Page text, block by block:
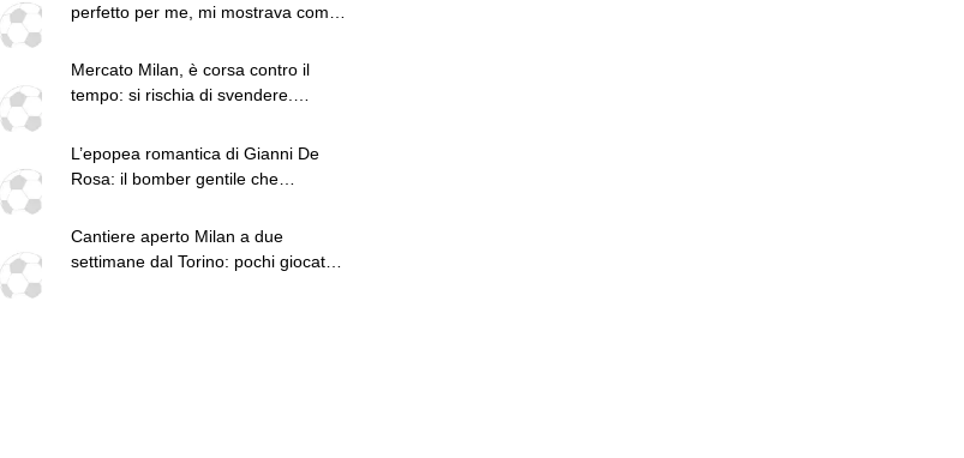
perfetto per me, mi mostrava come
Mercato Milan, è corsa contro il
tempo: si rischia di svendere.
L’epopea romantica di Gianni De
Rosa: il bomber gentile che
Cantiere aperto Milan a due
settimane dal Torino: pochi giocatori